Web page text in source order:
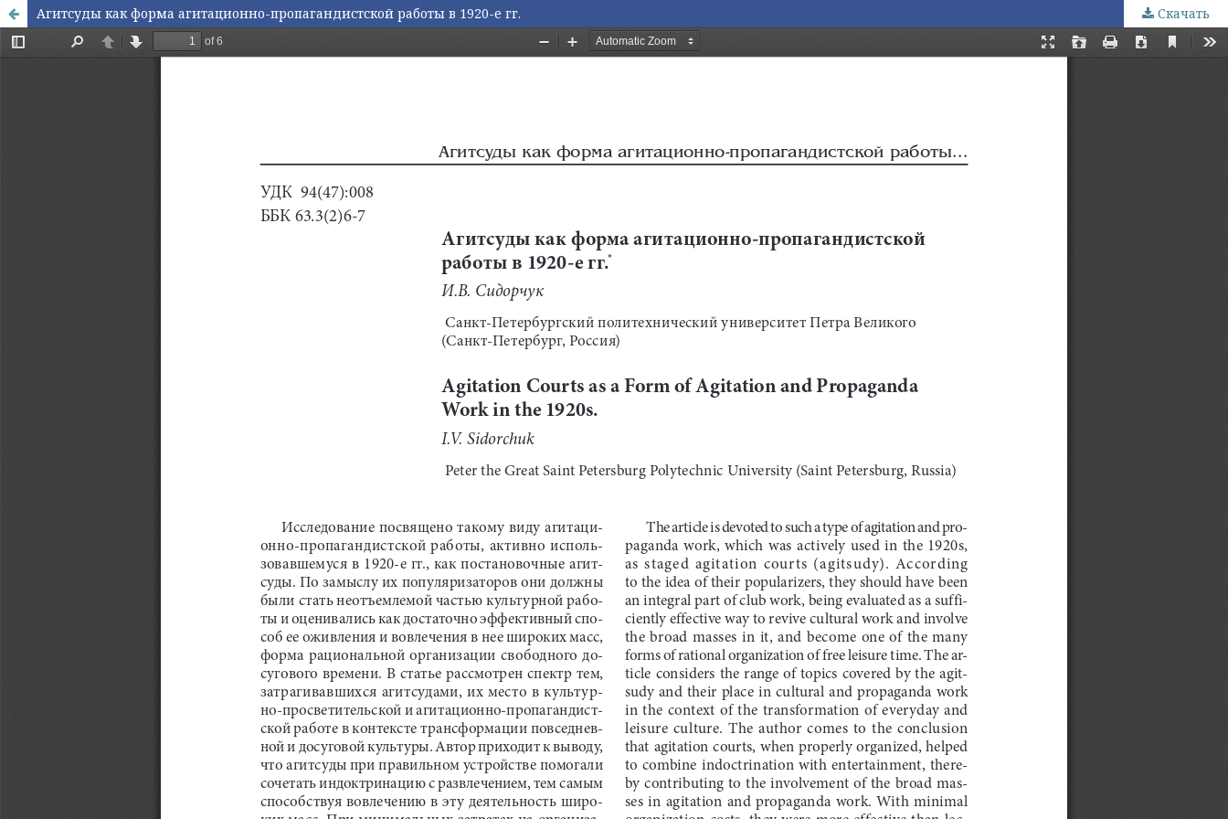
Агитсуды как форма агитационно-пропагандистской работы в 1920-е гг. Скачать